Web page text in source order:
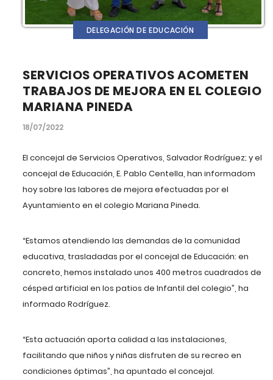
DELEGACIÓN DE EDUCACIÓN
SERVICIOS OPERATIVOS ACOMETEN
TRABAJOS DE MEJORA EN EL COLEGIO
MARIANA PINEDA
18/07/2022
El concejal de Servicios Operativos, Salvador Rodríguez; y el
concejal de Educación, E. Pablo Centella, han informadom
hoy sobre las labores de mejora efectuadas por el
Ayuntamiento en el colegio Mariana Pineda.
“Estamos atendiendo las demandas de la comunidad
educativa, trasladadas por el concejal de Educación: en
concreto, hemos instalado unos 400 metros cuadrados de
césped artificial en los patios de Infantil del colegio”, ha
informado Rodríguez.
“Esta actuación aporta calidad a las instalaciones,
facilitando que niños y niñas disfruten de su recreo en
condiciones óptimas”, ha apuntado el concejal.